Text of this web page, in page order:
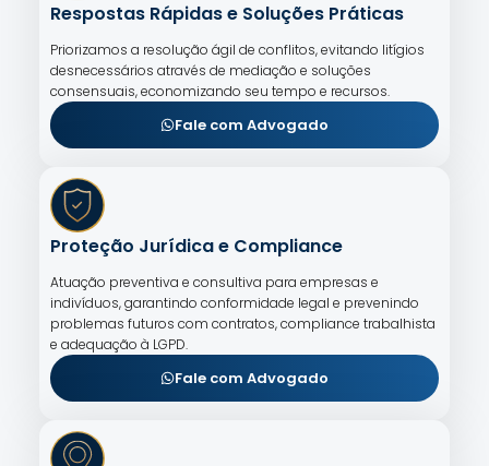
Respostas Rápidas e Soluções Práticas
Priorizamos a resolução ágil de conflitos, evitando litígios
desnecessários através de mediação e soluções
consensuais, economizando seu tempo e recursos.
Fale com Advogado
Proteção Jurídica e Compliance
Atuação preventiva e consultiva para empresas e
indivíduos, garantindo conformidade legal e prevenindo
problemas futuros com contratos, compliance trabalhista
e adequação à LGPD.
Fale com Advogado